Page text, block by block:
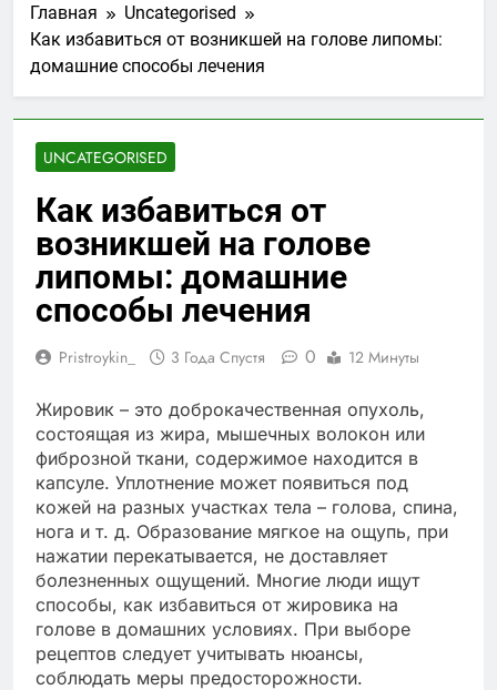
Главная
Uncategorised
Как избавиться от возникшей на голове липомы:
домашние способы лечения
UNCATEGORISED
Как избавиться от
возникшей на голове
липомы: домашние
способы лечения
Pristroykin_ 3 Года Спустя 0 12 Минуты
Жировик – это доброкачественная опухоль,
состоящая из жира, мышечных волокон или
фиброзной ткани, содержимое находится в
капсуле. Уплотнение может появиться под
кожей на разных участках тела – голова, спина,
нога и т. д. Образование мягкое на ощупь, при
нажатии перекатывается, не доставляет
болезненных ощущений. Многие люди ищут
способы, как избавиться от жировика на
голове в домашних условиях. При выборе
рецептов следует учитывать нюансы,
соблюдать меры предосторожности.